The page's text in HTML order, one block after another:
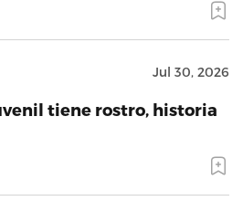
Jul 30, 2026
tiene rostro, historia